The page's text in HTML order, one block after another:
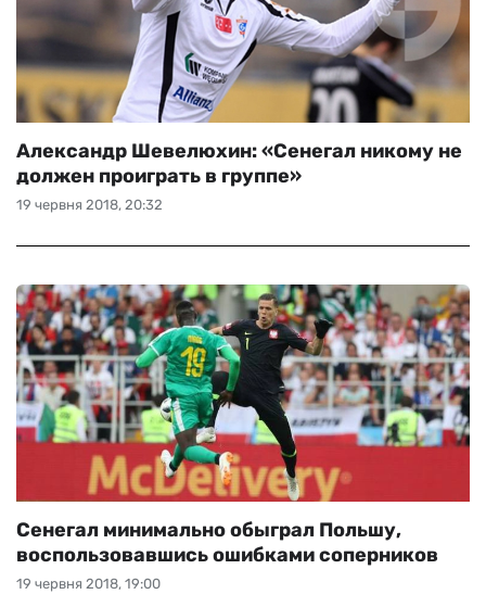
19 червня 2018, 20:32
Александр Шевелюхин: «Сенегал никому не
должен проиграть в группе»
19 червня 2018, 19:00
Сенегал минимально обыграл Польшу,
воспользовавшись ошибками соперников